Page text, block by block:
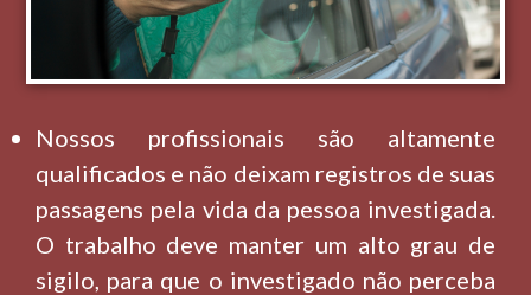
Nossos profissionais são altamente
qualificados e não deixam registros de suas
passagens pela vida da pessoa investigada.
O trabalho deve manter um alto grau de
sigilo, para que o investigado não perceba